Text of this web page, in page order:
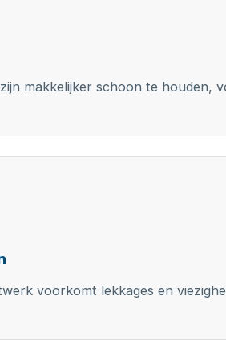
makkelijker schoon te houden,
voorkomt lekkages en